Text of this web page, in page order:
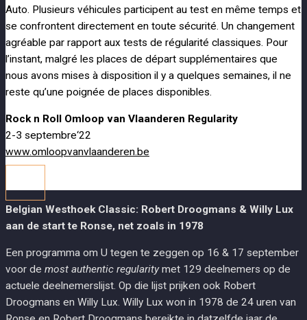
Auto. Plusieurs véhicules participent au test en même temps et
se confrontent directement en toute sécurité. Un changement
agréable par rapport aux tests de régularité classiques. Pour
l’instant, malgré les places de départ supplémentaires que
nous avons mises à disposition il y a quelques semaines, il ne
reste qu’une poignée de places disponibles.
Rock n Roll Omloop van Vlaanderen Regularity
2-3 septembre‘22
www.omloopvanvlaanderen.be
Belgian Westhoek Classic: Robert Droogmans & Willy Lux
aan de start te Ronse, net zoals in 1978
Een programma om U tegen te zeggen op 16 & 17 september
voor de most authentic regularitymet 129 deelnemers op de
actuele deelnemerslijst. Op die lijst prijken ook Robert
Droogmans en Willy Lux. Willy Lux won in 1978 de 24 uren van